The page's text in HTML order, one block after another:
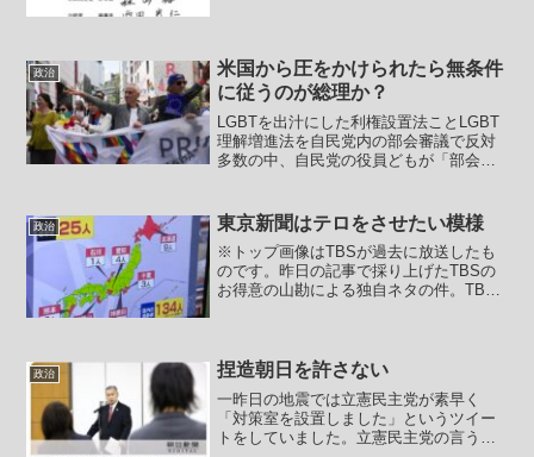
ゆる「ガソリンの暫...
政治
米国から圧をかけられたら無条件
に従うのが総理か？
LGBTを出汁にした利権設置法ことLGBT
理解増進法を自民党内の部会審議で反対
多数の中、自民党の役員どもが「部会長
前に拙速に国会提出をしようとしている
LGBT理解増進法...
政治 東京新聞はテロをさせたい模様
※トップ画像はTBSが過去に放送したも
のです。昨日の記事で採り上げたTBSの
お得意の山勘による独自ネタの件。TBS
TBSとしては挨拶程...
政治 捏造朝日を許さない
一昨日の地震では立憲民主党が素早く
「対策室を設置しました」というツイー
トをしていました。立憲民主党の言う対